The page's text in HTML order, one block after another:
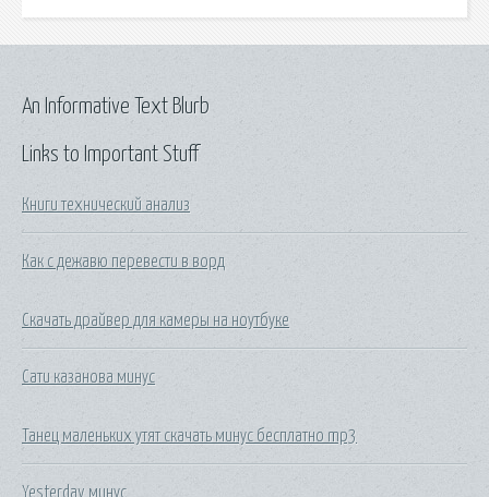
Links to Important Stuff
Книги технический анализ
Как с дежавю перевести в ворд
Скачать драйвер для камеры на ноутбуке
Сати казанова минус
Танец маленьких утят скачать минус бесплатно mp3
Yesterday минус
An Informative Text Blurb